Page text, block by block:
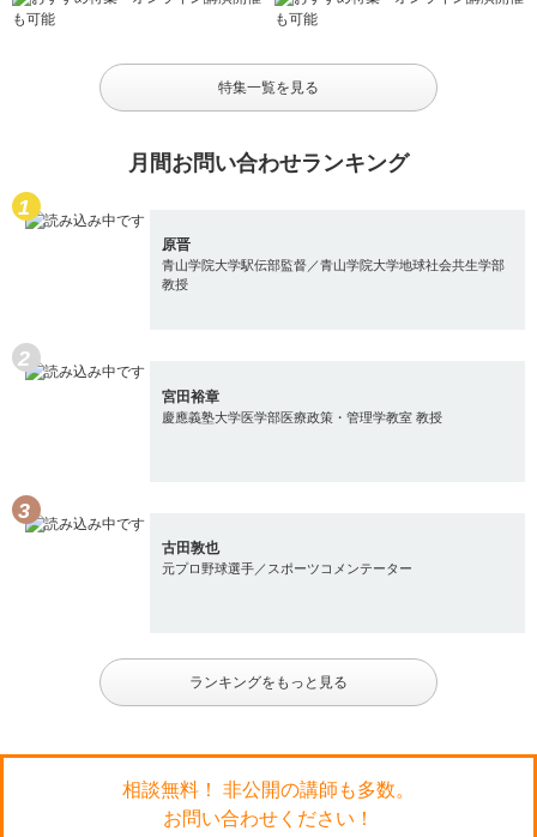
特集一覧を見る
月間お問い合わせランキング
原晋
青山学院大学駅伝部監督／青山学院大学地球社会共生学部
教授
宮田裕章
慶應義塾大学医学部医療政策・管理学教室 教授
古田敦也
元プロ野球選手／スポーツコメンテーター
ランキングをもっと見る
相談無料！ 非公開の講師も多数。
お問い合わせください！